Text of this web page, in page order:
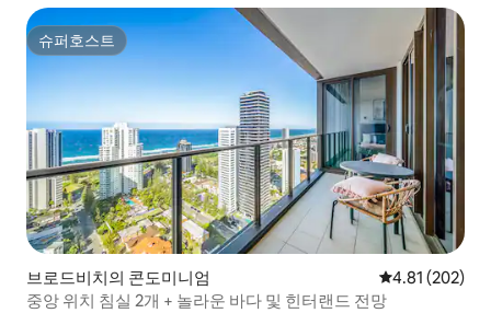
슈퍼호스트
슈퍼호스트
브로드비치의 콘도미니엄 평점 4.81점(5
4.81 (202)
중앙 위치 침실 2개 + 놀라운 바다 및 힌터랜드 전망